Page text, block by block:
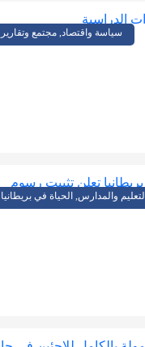
سياسة واقتصاد, مجتمع وتقارير
التعليم والمدارس, الحياة في بريطانيا